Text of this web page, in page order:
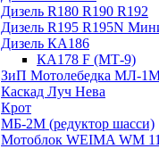
Дизель R180 R190 R192
Дизель R195 R195N
Дизель КА186
КА178 F (МТ-9)
ЗиП Мотолебедка МЛ-
Каскад Луч Нева
Крот
МБ-2М (редуктор шасси)
Мотоблок WEIMA WM